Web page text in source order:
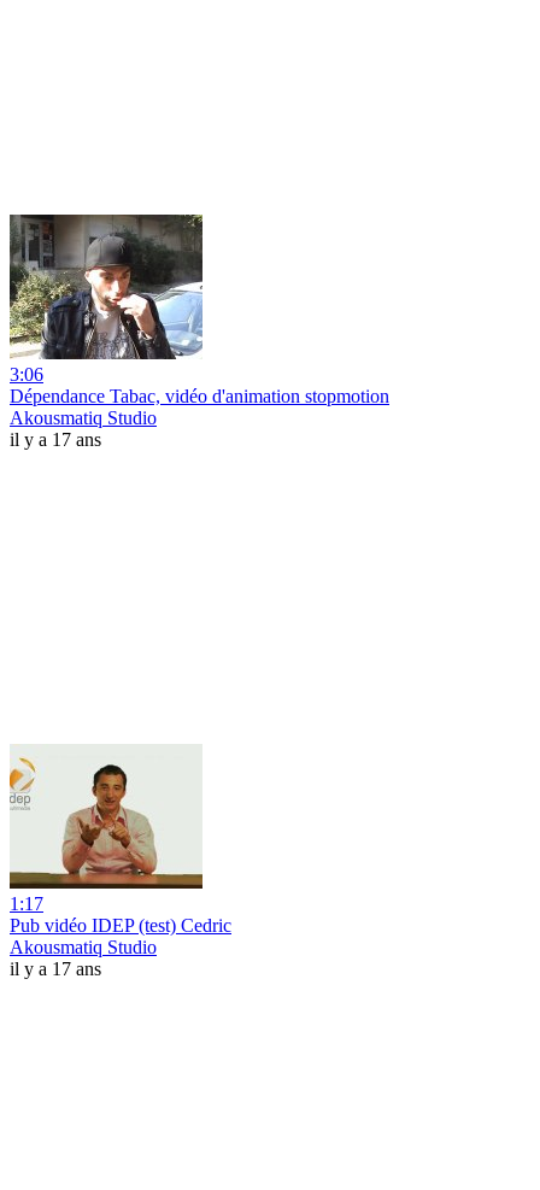
3:06
Dépendance Tabac, vidéo d'animation stopmotion
Akousmatiq Studio
il y a 17 ans
1:17
Pub vidéo IDEP (test) Cedric
Akousmatiq Studio
il y a 17 ans